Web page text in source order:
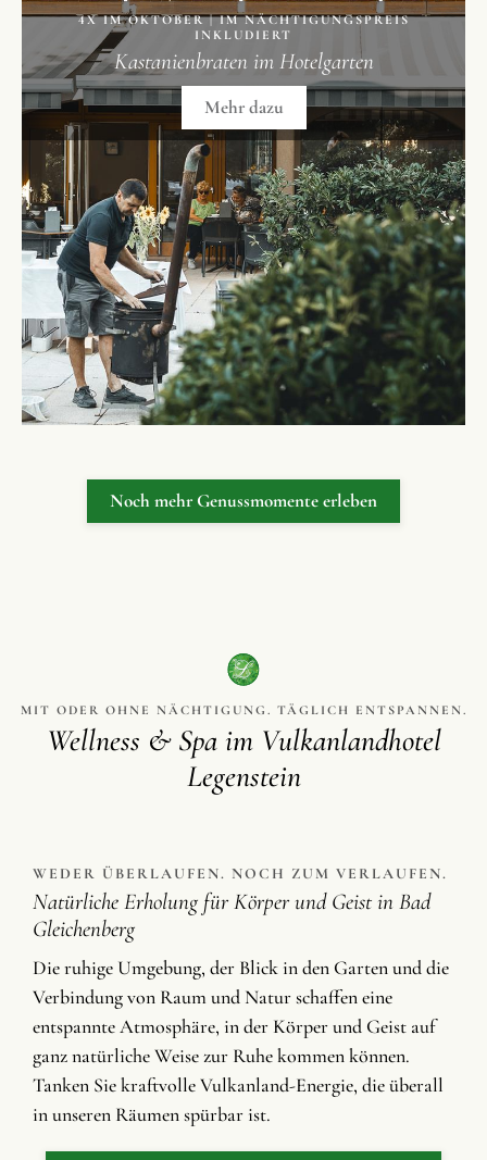
4X IM OKTOBER | IM NÄCHTIGUNGSPREIS
INKLUDIERT
Kastanienbraten im Hotelgarten
Mehr dazu
Noch mehr Genussmomente erleben
MIT ODER OHNE NÄCHTIGUNG. TÄGLICH ENTSPANNEN.
Wellness & Spa im Vulkanlandhotel
Legenstein
WEDER ÜBERLAUFEN. NOCH ZUM VERLAUFEN.
Natürliche Erholung für Körper und Geist in Bad
Gleichenberg
Die ruhige Umgebung, der Blick in den Garten und die
Verbindung von Raum und Natur schaffen eine
entspannte Atmosphäre, in der Körper und Geist auf
ganz natürliche Weise zur Ruhe kommen können.
Tanken Sie kraftvolle Vulkanland-Energie, die überall
in unseren Räumen spürbar ist.